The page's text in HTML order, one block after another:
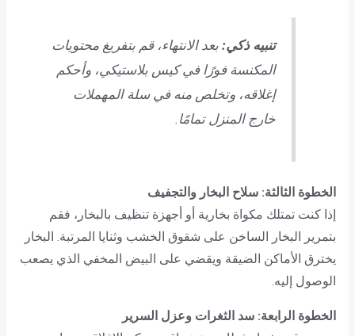
تنبيه ذكي: بعد الانتهاء، قم بتفريغ محتويات
المكنسة فورًا في كيس بلاستيكي، وأحكم
إغلاقه، وتخلص منه في سلة المهملات
خارج المنزل تمامًا.
الخطوة الثالثة: سلاح البخار والتجفيف
إذا كنت تمتلك مكواة بخارية أو أجهزة تنظيف بالبخار، فقم
بتمرير البخار الساخن على شقوق الخشب وثنايا المرتبة. البخار
يخترق الأماكن الضيقة ويقضي على البيض المخفي الذي يصعب
الوصول إليه.
الخطوة الرابعة: سد الثغرات وعزل السرير